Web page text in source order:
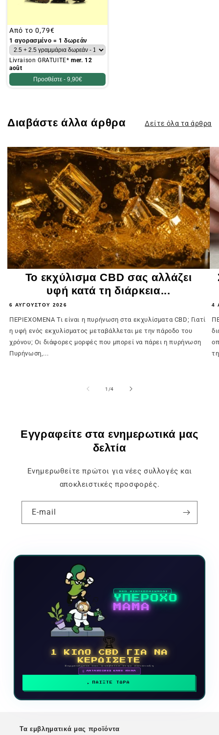
Συνήθης
τιμή
Από το 0,79€
1 αγορασμένο = 1 δωρεάν
Livraison GRATUITE* mer. 12
août
Προσθέστε - 9,90€
Διαβάστε άλλα άρθρα Δείτε όλα τα άρθρα
Το εκχύλισμα CBD σας αλλάζει
υφή κατά τη διάρκεια...
6 ΑΥΓΟΎΣΤΟΥ 2026
ΠΕΡΙΕΧΟΜΕΝΑ Τι είναι η πυρήνωση στα εκχυλίσματα CBD; Γιατί
η υφή ενός εκχυλίσματος μεταβάλλεται με την πάροδο του
χρόνου; Οι διάφορες μορφές που μπορεί να πάρει η πυρήνωση
Πυρήνωση,...
4
1 /του
4
Εγγραφείτε στα ενημερωτικά μας
δελτία
Ενημερωθείτε πρώτοι για νέες συλλογές και
αποκλειστικές προσφορές.
E-mail
ΝΕΟ ΒΙΝΤΕΟΠΑΙΧΝΙΔΙ
ΥΠΕΡΟΧΟ
ΜΑΜΑ
🏆
1 ΚΙΛΟ CBD ΓΙΑ ΝΑ
ΚΕΡΔΙΣΕΤΕ
Συμμετέχετε και ανεβείτε στην κατάταξη
🗓 ΑΝΤΑΜΟΙΒΕΣ ΚΑΘΕ ΜΗΝΑ
ΠΑΙΞΤΕ ΤΩΡΑ
Τα εμβληματικά μας προϊόντα